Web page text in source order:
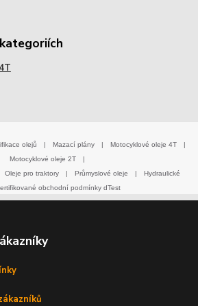
olejů | Mazací plány | Motocyklové oleje 4T
|
Motocyklové oleje 2T
|
Oleje pro traktory | Průmyslové oleje |
Hydraulické
obchodní podmínky dTest